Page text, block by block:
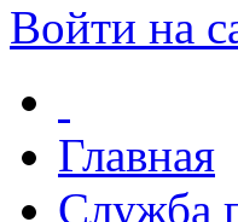
Войти на
Главная
Служба